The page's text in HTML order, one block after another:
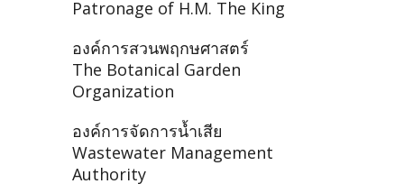
Patronage of H.M. The King
องค์การสวนพฤกษศาสตร์
The Botanical Garden
Organization
องค์การจัดการน้ำเสีย
Wastewater Management
Authority